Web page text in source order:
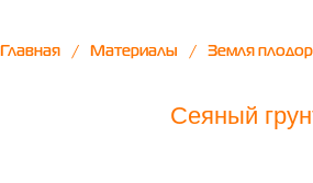
Главная Материалы Земля
Сеяный